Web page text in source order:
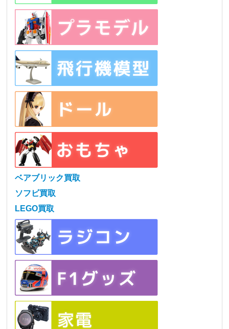
ベアブリック買取
ソフビ買取
LEGO買取